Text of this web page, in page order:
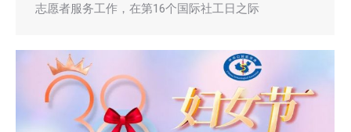
志愿者服务工作，在第16个国际社工日之际